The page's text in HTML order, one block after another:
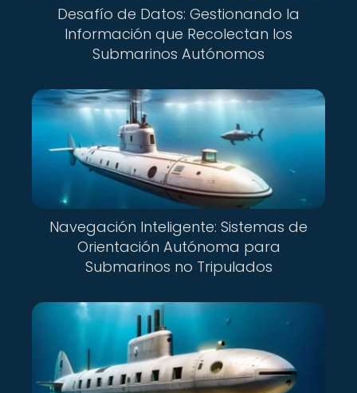
Desafío de Datos: Gestionando la
Información que Recolectan los
Submarinos Autónomos
Navegación Inteligente: Sistemas de
Orientación Autónoma para
Submarinos no Tripulados